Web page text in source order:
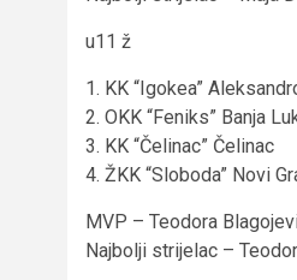
u11 ž
1. KK “Igokea”
2. OKK “Feniks” Banja
3. KK “Čelinac” Čelinac
4. ŽKK “Sloboda” Novi
MVP – Teodora
Najbolji strijelac –